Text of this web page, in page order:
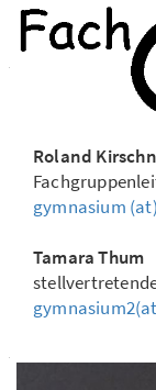
Roland
gymnasium
Tamara Thum